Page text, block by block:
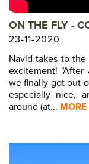
ON THE FLY -
23-11-2020
Navid takes to
excitement!
we finally got out
especially nice,
around (at... MORE